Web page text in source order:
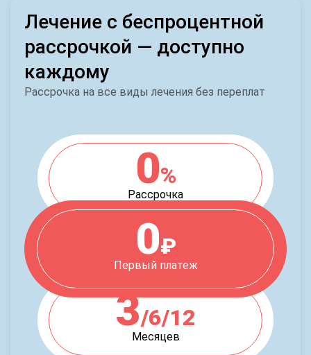
Лечение с беспроцентной
рассрочкой — доступно
каждому
Рассрочка на все виды лечения без переплат
0%
Рассрочка
0₽
Первый платеж
3/6/12
Месяцев